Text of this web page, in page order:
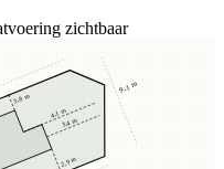
zichtbaar
3,8 m
2,9 m
3,4 m
4,1 m
9,1 m